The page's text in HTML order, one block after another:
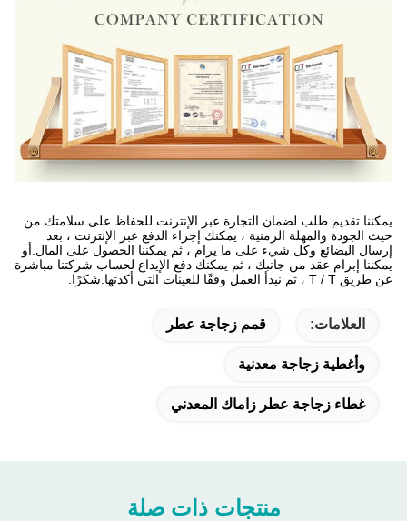
يمكننا تقديم طلب لضمان التجارة عبر الإنترنت للحفاظ على سلامتك من
حيث الجودة والمهلة الزمنية ، يمكنك إجراء الدفع عبر الإنترنت ، بعد
إرسال البضائع وكل شيء على ما يرام ، ثم يمكننا الحصول على المال.أو
يمكننا إبرام عقد من جانبك ، ثم يمكنك دفع الإيداع لحساب شركتنا مباشرة
عن طريق T / T ، ثم نبدأ العمل وفقًا للعينات التي أكدتها.شكرًا.
العلامات: قمم زجاجة عطر
وأغطية زجاجة معدنية
غطاء زجاجة عطر زاماك المعدني
منتجات ذات صلة